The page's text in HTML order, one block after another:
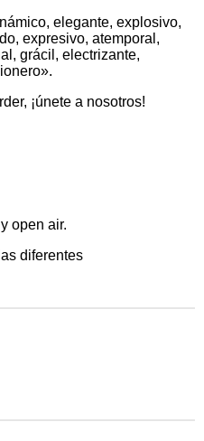
elegante, explosivo,
expresivo, atemporal,
grácil, electrizante,
¡únete a nosotros!
open air.
diferentes